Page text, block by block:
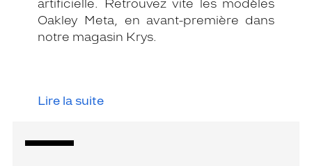
artificielle. Retrouvez vite les modèles
Oakley Meta, en avant-première dans
notre magasin Krys.
Lire la suite